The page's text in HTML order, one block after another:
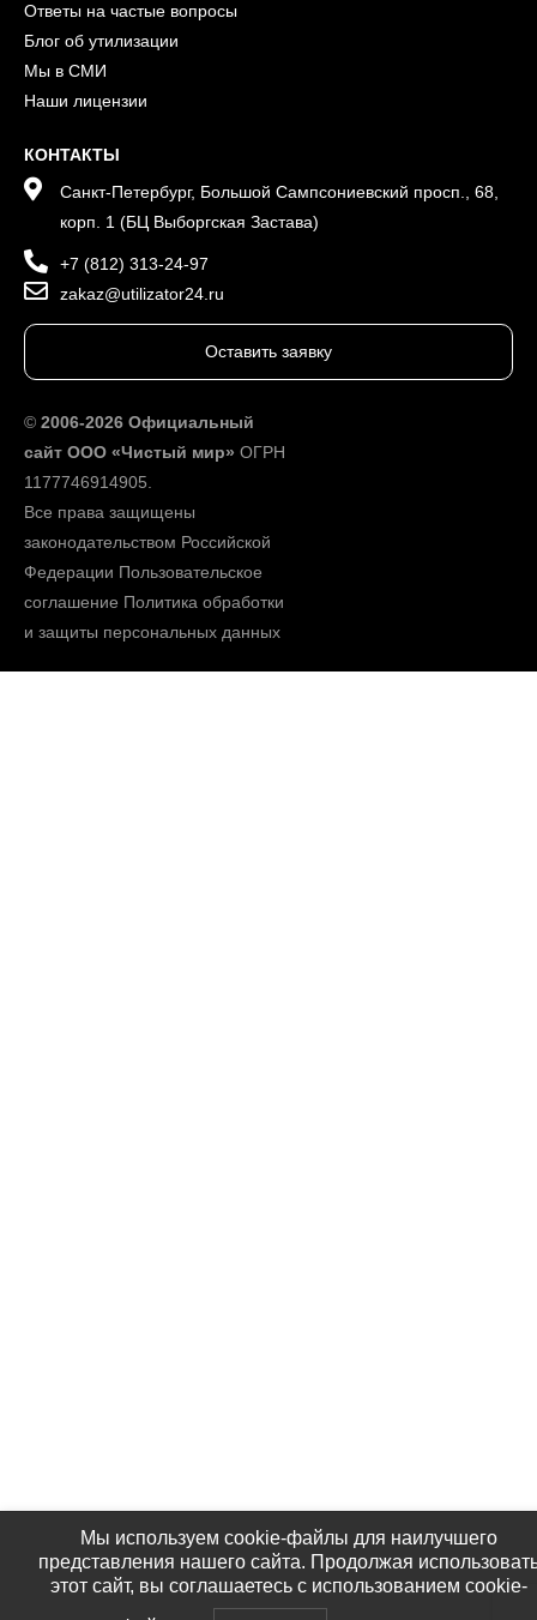
Ответы на частые вопросы
Блог об утилизации
Мы в СМИ
Наши лицензии
КОНТАКТЫ
Санкт-Петербург, Большой Сампсониевский просп., 68,
корп. 1 (БЦ Выборгская Застава)
+7 (812) 313-24-97
zakaz@utilizator24.ru
Оставить заявку
© 2006-2026 Официальный
сайт ООО «Чистый мир» ОГРН
1177746914905.
Все права защищены
законодательством Российской
Федерации Пользовательское
соглашение Политика обработки
и защиты персональных данных
Мы используем cookie-файлы для наилучшего
представления нашего сайта. Продолжая
этот сайт, вы соглашаетесь с использованием cookie-